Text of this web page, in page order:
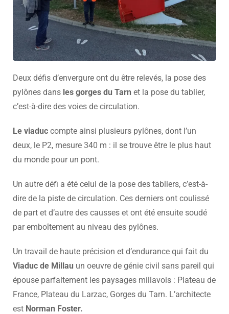
Deux défis d’envergure ont du être relevés, la pose des
pylônes dans les gorges du Tarn et la pose du tablier,
c’est-à-dire des voies de circulation.
Le viaduc compte ainsi plusieurs pylônes, dont l’un
deux, le P2, mesure 340 m : il se trouve être le plus haut
du monde pour un pont.
Un autre défi a été celui de la pose des tabliers, c’est-à-
dire de la piste de circulation. Ces derniers ont coulissé
de part et d’autre des causses et ont été ensuite soudé
par emboîtement au niveau des pylônes.
Un travail de haute précision et d’endurance qui fait du
Viaduc de Millau un oeuvre de génie civil sans pareil qui
épouse parfaitement les paysages millavois : Plateau de
France, Plateau du Larzac, Gorges du Tarn. L’architecte
est Norman Foster.